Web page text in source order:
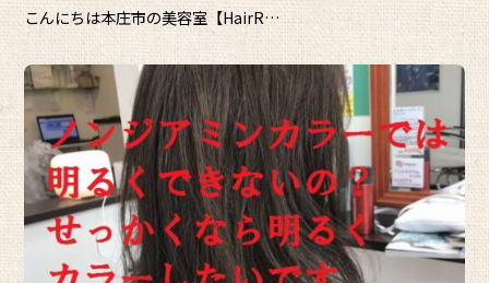
こんにちは本庄市の美容室【HairR…